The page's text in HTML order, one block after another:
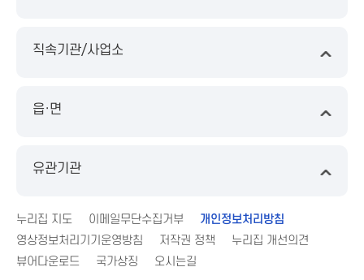
직속기관/사업소
읍·면
유관기관
누리집 지도 이메일무단수집거부
개인정보처리방침
영상정보처리기기운영방침
저작권 정책
누리집 개선의견
뷰어다운로드
국가상징 오시는길